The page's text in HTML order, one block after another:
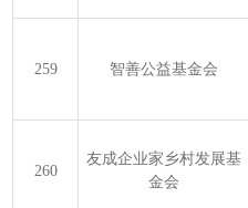
259 智善公益基金会
260
友成企业家乡村发展基
金会